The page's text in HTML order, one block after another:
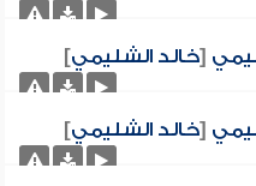
[خالد الشليمي]
[خالد الشليمي]